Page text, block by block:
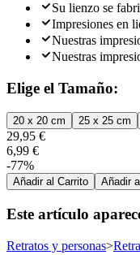
Su lienzo se
Impresiones en
Nuestras
Nuestras
Elige el Tamaño:
20 x 20 cm 25 x 25 cm
29,95 €
6,99 €
-77%
Añadir al Carrito Añadir
Este artículo
Retratos y personas>